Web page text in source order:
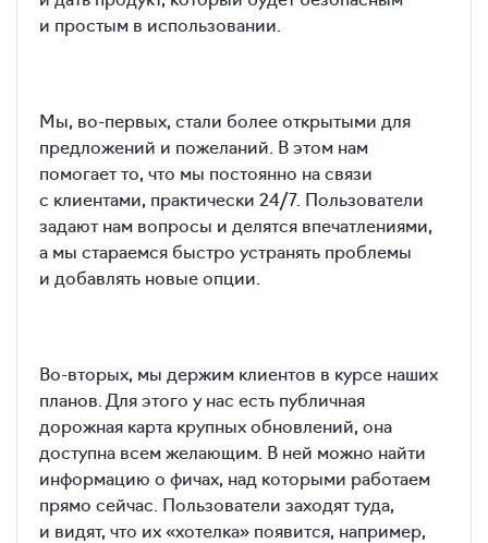
и простым в использовании.
Мы, во-первых, стали более открытыми для
предложений и пожеланий. В этом нам
помогает то, что мы постоянно на связи
с клиентами, практически 24/7. Пользователи
задают нам вопросы и делятся впечатлениями,
а мы стараемся быстро устранять проблемы
и добавлять новые опции.
Во-вторых, мы держим клиентов в курсе наших
планов. Для этого у нас есть публичная
дорожная карта крупных обновлений, она
доступна всем желающим. В ней можно найти
информацию о фичах, над которыми работаем
прямо сейчас. Пользователи заходят туда,
и видят, что их «хотелка» появится, например,